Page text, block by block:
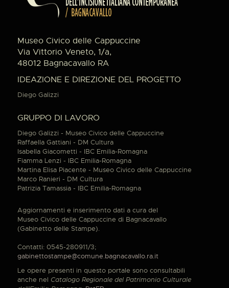
Museo Civico delle Cappuccine
Via Vittorio Veneto, 1/a,
48012 Bagnacavallo RA
IDEAZIONE E DIREZIONE DEL PROGETTO
Diego Galizzi
GRUPPO DI LAVORO
Diego Galizzi - Museo Civico delle Cappuccine
Raffaella Gattiani - DM Cultura
Isabella Giacometti - IBC Emilia-Romagna
Fiamma Lenzi - IBC Emilia-Romagna
Martina Elisa Piacente - Museo Civico delle Cappuccine
Marco Ranieri - DM Cultura
Patrizia Tamassia - IBC Emilia-Romagna
Aggiornamenti e inserimento dati a cura del
Museo Civico delle Cappuccine di Bagnacavallo
(Gabinetto delle Stampe).
Contatti: 0545-280911/3;
gabinettostampe@comune.bagnacavallo.ra.it
Le opere presenti in questo portale sono consultabili
anche nel Catalogo Regionale del Patrimonio Culturale